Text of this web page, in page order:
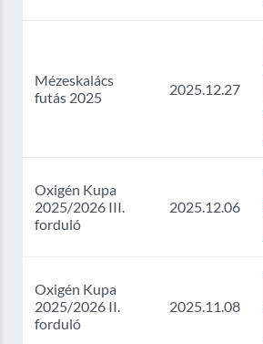
Mézeskalács
futás 2025
2025.12.27
Oxigén Kupa
2025/2026 III.
forduló
2025.12.06
Oxigén Kupa
2025/2026 II.
forduló
2025.11.08